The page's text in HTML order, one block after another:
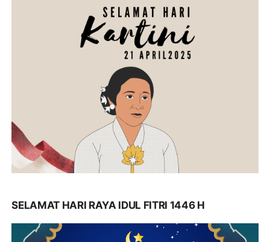
SELAMAT HARI RAYA IDUL FITRI 1446 H